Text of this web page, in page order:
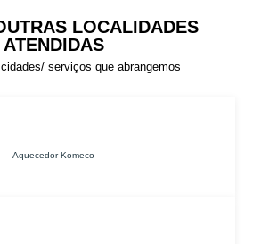
LOCALIDADES
ATENDIDAS
serviços que abrangemos
Aquecedor Komeco